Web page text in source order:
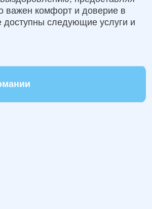
важен комфорт и доверие в
следующие услуги и